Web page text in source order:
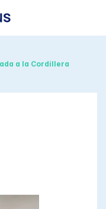
a la Cordillera